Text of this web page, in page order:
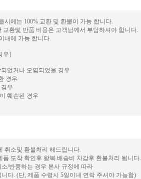
시에는 100% 교환 및 환불이 가능 합니다.
교환및 반품 비용은 고객님께서 부담하셔야 합니다.
내에 가능 합니다.
우]
었거나 오염되었을 경우
경우
우
훼손된 경우
취소및 환불처리 해드립니다.
품 도착 확인후 왕복 배송비 차감후 환불처리 됩니다.
/반품하는 경우 본사 규정에 따라
다. (단, 제품 수령시 5일이내 연락 주셔야 가능함)